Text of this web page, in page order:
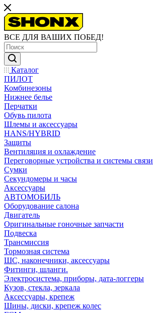
ВСЕ ДЛЯ ВАШИХ ПОБЕД!
Каталог
ПИЛОТ
Комбинезоны
Нижнее белье
Перчатки
Обувь пилота
Шлемы и аксессуары
HANS/HYBRID
Защиты
Вентиляция и охлаждение
Переговорные устройства и системы связи
Сумки
Секундомеры и часы
Аксессуары
АВТОМОБИЛЬ
Оборудование салона
Двигатель
Оригинальные гоночные запчасти
Подвеска
Трансмиссия
Тормозная система
ШС, наконечники, аксессуары
Фитинги, шланги.
Электросистема, приборы, дата-логгеры
Кузов, стекла, зеркала
Аксессуары, крепеж
Шины, диски, крепеж колес